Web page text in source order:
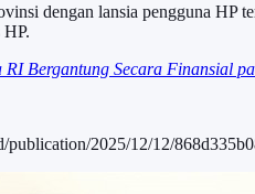
dengan lansia pengguna HP
HP.
RI Bergantung Secara Finansial
2025/12/12/